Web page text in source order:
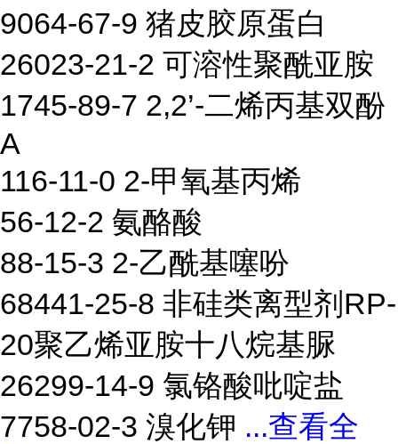
9064-67-9 猪皮胶原蛋白
26023-21-2 可溶性聚酰亚胺
1745-89-7 2,2’-二烯丙基双酚
A
116-11-0 2-甲氧基丙烯
56-12-2 氨酪酸
88-15-3 2-乙酰基噻吩
68441-25-8 非硅类离型剂RP-
20聚乙烯亚胺十八烷基脲
26299-14-9 氯铬酸吡啶盐
7758-02-3 溴化钾 ...查看全